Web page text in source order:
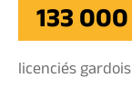
133 000
licenciés gardois